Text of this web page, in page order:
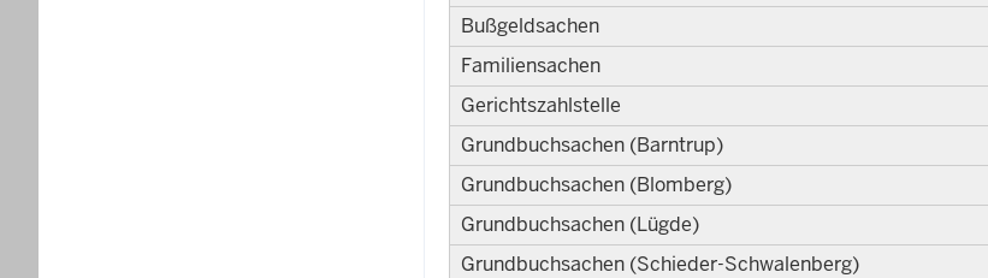
Bußgeldsachen
Familiensachen
Gerichtszahlstelle
Grundbuchsachen (Barntrup)
Grundbuchsachen (Blomberg)
Grundbuchsachen (Lügde)
Grundbuchsachen (Schieder-Schwalenberg)